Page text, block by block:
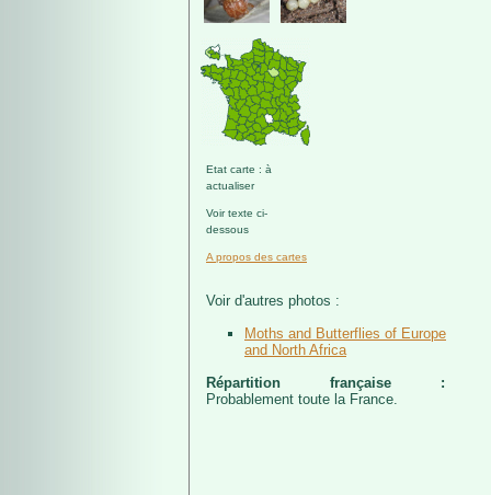
Etat carte : à
actualiser
Voir texte ci-
dessous
A propos des cartes
Voir d'autres photos :
Moths and Butterflies of Europe
and North Africa
Répartition française :
Probablement toute la France.